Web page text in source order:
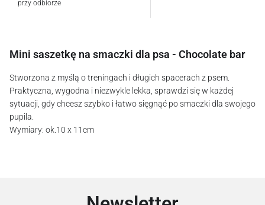
przy odbiorze
Mini saszetkę na smaczki dla psa - Chocolate bar
Stworzona z myślą o treningach i długich spacerach z psem.
Praktyczna, wygodna i niezwykle lekka, sprawdzi się w każdej
sytuacji, gdy chcesz szybko i łatwo sięgnąć po smaczki dla swojego
pupila.
Wymiary: ok.10 x 11cm